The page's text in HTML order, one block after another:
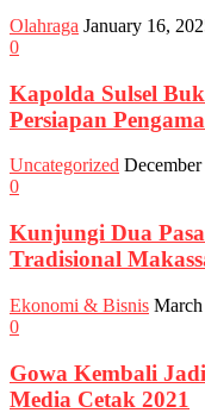
Olahraga January 16,
0
Kapolda Sulsel
Persiapan
Uncategorized
0
Kunjungi Dua
Tradisional
Ekonomi & Bisnis
0
Gowa Kembali
Media Cetak 2021